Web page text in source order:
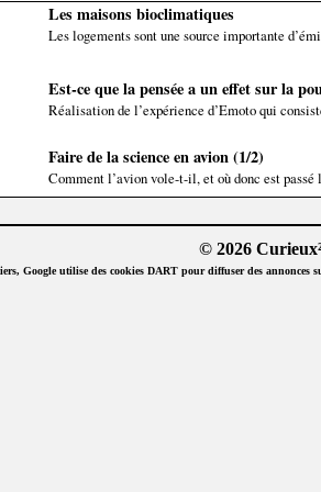
Les maisons bioclimatiques
Les logements sont une source importante
Est-ce que la pensée a un effet sur la
Réalisation de l’expérience d’Emoto qui
Faire de la science en avion (1/2)
Comment l’avion vole-t-il, et où donc est
© 2026
Google utilise des cookies DART pour diffuser des